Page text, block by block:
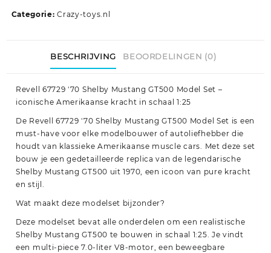
Categorie:Crazy-toys.nl
BESCHRIJVING BEOORDELINGEN (0)
Revell 67729 '70 Shelby Mustang GT500 Model Set –
iconische Amerikaanse kracht in schaal 1:25
De Revell 67729 '70 Shelby Mustang GT500 Model Set is een
must-have voor elke modelbouwer of autoliefhebber die
houdt van klassieke Amerikaanse muscle cars. Met deze set
bouw je een gedetailleerde replica van de legendarische
Shelby Mustang GT500 uit 1970, een icoon van pure kracht
en stijl.
Wat maakt deze modelset bijzonder?
Deze modelset bevat alle onderdelen om een realistische
Shelby Mustang GT500 te bouwen in schaal 1:25. Je vindt
een multi-piece 7.0-liter V8-motor, een beweegbare